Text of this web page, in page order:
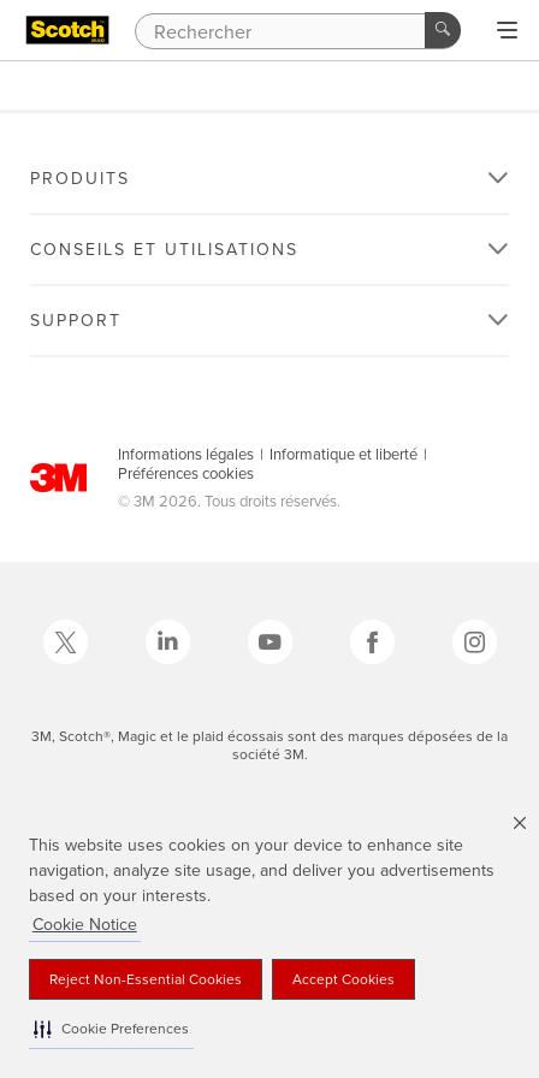
This website uses cookies on your device to enhance site
navigation, analyze site usage, and deliver you advertisements
based on your interests.
Cookie Notice
Reject Non-Essential Cookies Accept Cookies
Cookie Preferences
PRODUITS
CONSEILS ET UTILISATIONS
SUPPORT
Informations légales | Informatique et liberté |
Préférences cookies
© 3M 2026. Tous droits réservés.
3M, Scotch®, Magic et le plaid écossais sont des marques déposées de la
société 3M.